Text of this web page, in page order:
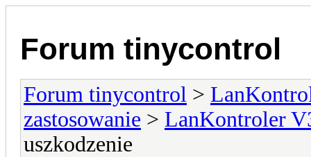
Forum tinycontrol
Forum tinycontrol >
zastosowanie > LanKontroler
uszkodzenie